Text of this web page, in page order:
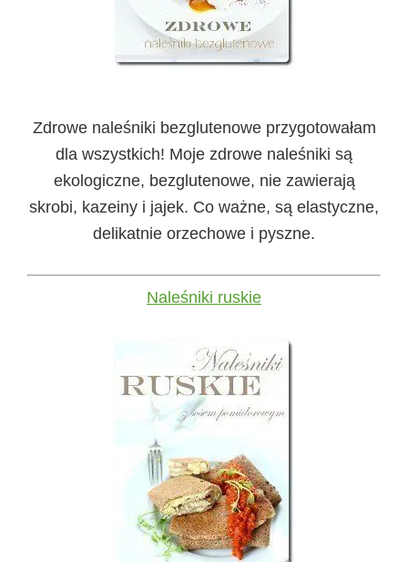
Zdrowe naleśniki bezglutenowe przygotowałam
dla wszystkich! Moje zdrowe naleśniki są
ekologiczne, bezglutenowe, nie zawierają
skrobi, kazeiny i jajek. Co ważne, są elastyczne,
delikatnie orzechowe i pyszne.
Naleśniki ruskie